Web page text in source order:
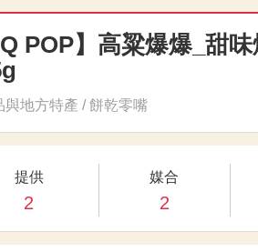
Q POP】高粱爆爆_甜
與地方特產 / 餅乾零嘴
提供
2
媒合
2